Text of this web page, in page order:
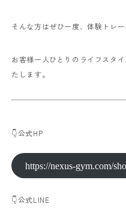
そんな方はぜひ一度、体験トレ
お客様一人ひとりのライフスタ
たします。
👇公式HP
https://nexus-gym.com/
👇公式LINE